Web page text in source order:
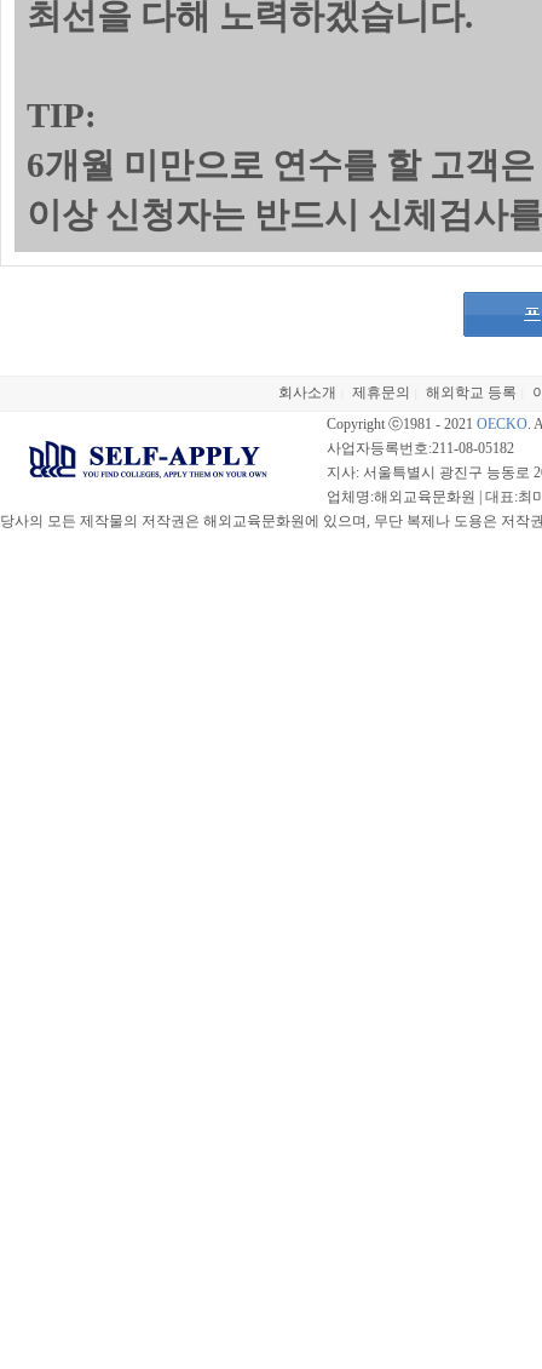
최선을 다해 노력하겠습니다.
TIP:
6개월 미만으로 연수를 할 고객
이상 신청자는 반드시 신체검사
회사소개 제휴문의 해외학교 등록
Copyright ⓒ1981 - 2021 OECKO.
사업자등록번호:211-08-05182
지사: 서울특별시 광진구 능동로
업체명:해외교육문화원 | 대표:최
당사의 모든 제작물의 저작권은 해외교육문화원에 있으며, 무단 복제나 도용은 저